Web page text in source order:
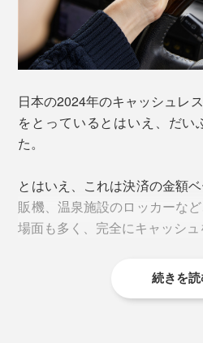
日本の2024年のキャッシュレ
をとっているとはいえ、だい
た。
とはいえ、これは決済の金額
販機、温泉施設のロッカーな
場面も多く、完全にキャッシュ
キャッシュを使う機会が減っ
続きを読